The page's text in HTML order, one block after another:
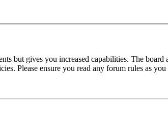
but gives you increased capabilities. The
Please ensure you read any forum rules as